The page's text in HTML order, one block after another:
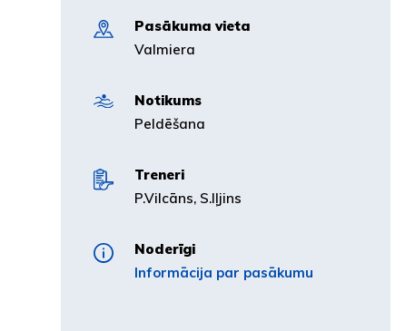
Pasākuma vieta
Valmiera
Notikums
Peldēšana
Treneri
P.Vilcāns, S.Iļjins
Noderīgi
Informācija par pasākumu